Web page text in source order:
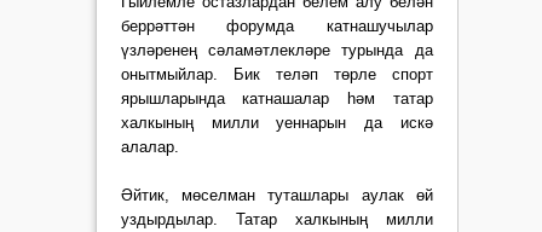
беррәттән форумда катнашучылар
үзләренең сәламәтлекләре турында да
онытмыйлар. Бик теләп төрле спорт
ярышларында катнашалар һәм татар
халкының милли уеннарын да искә
алалар.
Әйтик, мөселман туташлары аулак өй
уздырдылар. Татар халкының милли